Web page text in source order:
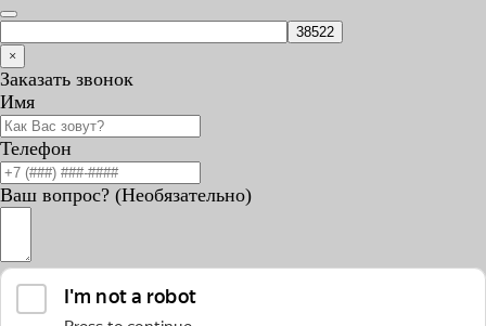
×
Заказать звонок
Имя
Телефон
Ваш вопрос? (Необязательно)